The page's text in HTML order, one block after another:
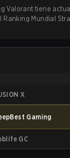
Valorant tiene
Mundial
X
Gaming
GC